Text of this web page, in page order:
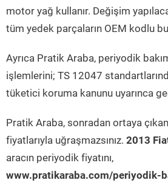
motor yağ kullanır. Değişim
tüm yedek parçaların OEM kodlu
Ayrıca Pratik Araba, periyodik
işlemlerini; TS 12047
tüketici koruma kanunu uyarınca
Pratik Araba, sonradan ortaya
fiyatlarıyla uğraşmazsınız. 2013
aracın periyodik fiyatını,
www.pratikaraba.com/periyodik-